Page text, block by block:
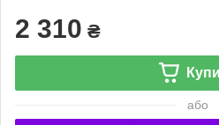
2 310 ₴
або